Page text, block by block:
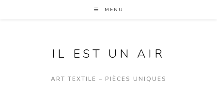
MENU
IL EST UN AIR
ART TEXTILE – PIÈCES UNIQUES